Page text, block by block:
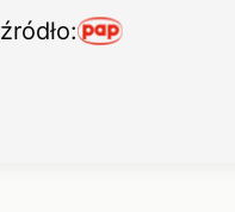
źródło: